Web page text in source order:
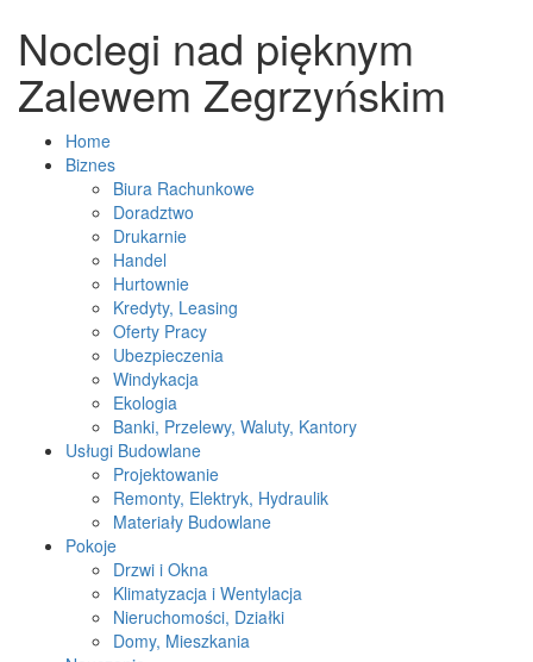
Noclegi nad pięknym
Zalewem Zegrzyńskim
Home
Biznes
Biura Rachunkowe
Doradztwo
Drukarnie
Handel
Hurtownie
Kredyty, Leasing
Oferty Pracy
Ubezpieczenia
Windykacja
Ekologia
Banki, Przelewy, Waluty, Kantory
Usługi Budowlane
Projektowanie
Remonty, Elektryk, Hydraulik
Materiały Budowlane
Pokoje
Drzwi i Okna
Klimatyzacja i Wentylacja
Nieruchomości, Działki
Domy, Mieszkania